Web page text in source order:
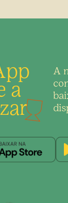
a
A